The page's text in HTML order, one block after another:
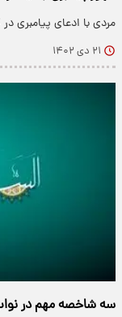
مردی با ادعای پیامبری
۲۱ دی ۱۴۰۲
سه شاخصه مهم در